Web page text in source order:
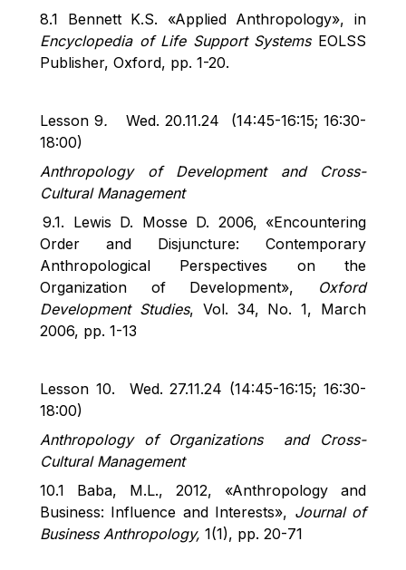
8.1 Bennett K.S. «Applied Anthropology», in
Encyclopedia of Life Support Systems EOLSS
Publisher, Oxford, pp. 1-20.
Lesson 9. Wed. 20.11.24 (14:45-16:15; 16:30-
18:00)
Anthropology of Development and Cross-
Cultural Management
9.1. Lewis D. MosseD. 2006, «Encountering
Order and Disjuncture: Contemporary
Anthropological Perspectives on the
Organization of Development», Oxford
Development Studies, Vol. 34, No. 1, March
2006, pp. 1-13
Lesson 10. Wed. 27.11.24 (14:45-16:15; 16:30-
18:00)
Anthropology of Organizations andCross-
Cultural Management
10.1 Baba, M.L., 2012, «Anthropology and
Business: Influence and Interests», Journal of
Business Anthropology, 1(1), pp. 20-71